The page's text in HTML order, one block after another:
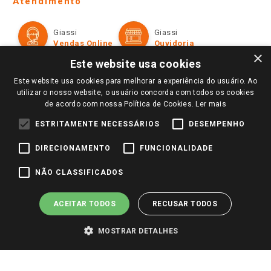
Televendas
Perguntas frequentes
Trabalhe Conosco
Identidade Visual
Formas de Pagamento
Políticas de entrega
Trocas e Devoluções
Giassi
Vendas Online
Giassi
Ouvidoria
Redes Sociais
Pagamento e Segurança
×
Este website usa cookies
Este website usa cookies para melhorar a experiência do usuário. Ao
utilizar o nosso website, o usuário concorda com todos os cookies
de acordo com nossa Política de Cookies. Ler mais
ESTRITAMENTE NECESSÁRIOS DESEMPENHO
DIRECIONAMENTO FUNCIONALIDADE
NÃO CLASSIFICADOS
ACEITAR TODOS RECUSAR TODOS
MOSTRAR DETALHES